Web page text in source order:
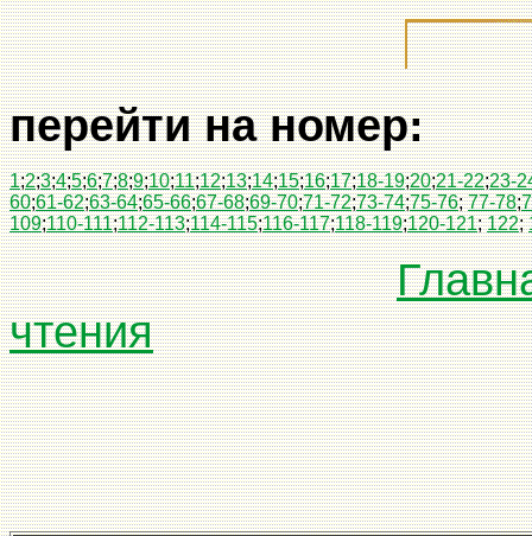
перейти на номер:
1;2;3;4;5;6;7;8;9;10;11;12;13;14;15;16;17;18-19;20;21-22;23-
60;61-62;63-64;65-66;67-68;69-70;71-72;73-74;75-76; 77-78;
109;110-111;112-113;114-115;116-117;118-119;120-121; 122;
чтения